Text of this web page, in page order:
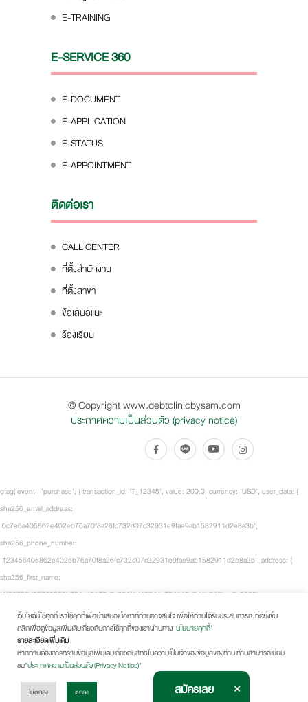
E-TRAINING
E-SERVICE 360
E-DOCUMENT
E-APPLICATION
E-STATUS
E-APPOINTMENT
ติดต่อเรา
CALL CENTER
ที่ตั้งสำนักงาน
ที่ตั้งสาขา
ข้อเสนอแนะ
ร้องเรียน
© Copyright www.debtclinicbysam.com
ประกาศความเป็นส่วนตัว (privacy notice)
เว็บไซต์นี้ใช้คุกกี้ เราใช้คุกกี้เพื่อนำเสนอเนื้อหาที่ท่านอาจสนใจ เพื่อให้ท่านได้รับประสบการณ์ที่ดียิ่งขึ้น
คลิกเพื่อดูข้อมูลเพิ่มเติมเกี่ยวกับการใช้คุกกี้ของเราผ่านทาง ‘นโยบายคุกกี้’
รายละเอียดเพิ่มเติม
หากท่านต้องการทราบข้อมูลเพิ่มเติมเกี่ยวกับสิทธิในความเป็นเจ้าของข้อมูลของท่าน ท่านสามารถเยี่ยม
ชม"ประกาศความเป็นส่วนตัว (Privacy Notice)"
ไม่ตกลง ตกลง
gtag('event', 'purchase', { transaction_id: 'T_12345', value: 200.0, currency: 'USD', user_data: {
sha256_email_address:
'0c7e6a405862e402eb76a70f8a26fc732d07c32931e9fae9ab1582911d2e8a3b',
sha256_phone_number:
'123456405862e402eb76a70f8a26fc732d07c32931e9fae9ab1582911d2e8a3b', address: {
sha256_first_name:
'4f23798d92708359b734a18172c9c864f1d48044a754115a0d4b843bca3a5332',
sha256_last_name:
'fd53ef835b15485572a6e82cf470dcb41fd218ae5751ab7531c956a2a6bcd3c7', city: 'City
Town', region: 'CA', postal_code: '54321', country: 'US' } }, items: [ { item_id: 'SKU_12345',
item_name: 'Fancy-MaxSpeed2.0 Black', item_brand: 'Fancy Sneakers', item_category: 'Shoes -
Running Shoes', price: 100.0, quantity: 2 } ], tt_external_id:
'b9c5fdaea74ee1c31705b764389895371b8d416c5cae8740e7f89082a9fcdc0a',
×
สมัครเลย